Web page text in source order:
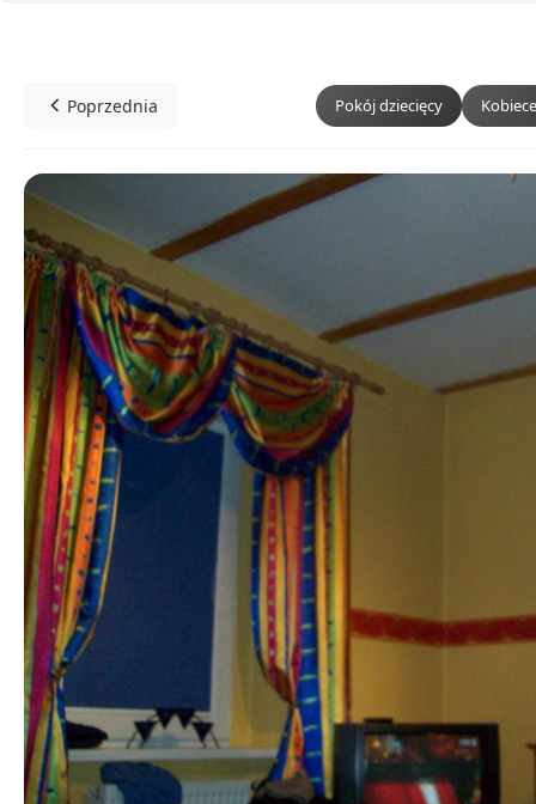
Poprzednia Pokój dziecięcy